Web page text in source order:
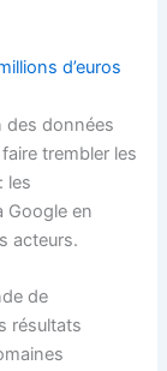
d’euros
des données
trembler les
les
Google en
acteurs.
de
résultats